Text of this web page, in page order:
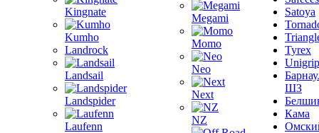
Kingnate
Kumho
Landrock
Landsail
Landspider
Laufenn
Megami
Momo
Neo
Next
NZ
Satoya
Tyrex
Unigrip
ШЗ
Кама